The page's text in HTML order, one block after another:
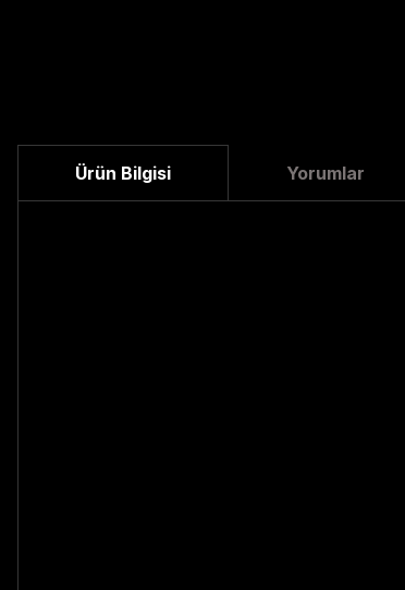
Ürün Bilgisi Yorumlar